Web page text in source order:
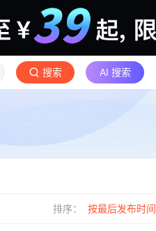
搜索 AI 搜索
排序： 按最后发布时间